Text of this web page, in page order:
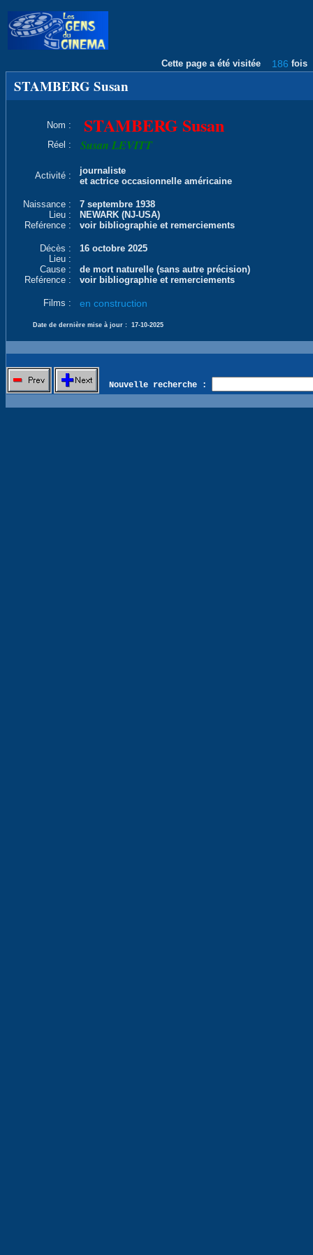
Cette page a été visitée 186 fois
STAMBERG Susan
Nom : STAMBERG Susan
Réel : Susan LEVITT
Activité :
journaliste
et actrice occasionnelle américaine
Naissance :
7 septembre 1938
Lieu :
NEWARK (NJ-USA)
Reférence :
voir bibliographie et remerciements
Décès :
16 octobre 2025
Lieu :
Cause :
de mort naturelle (sans autre précision)
Reférence :
voir bibliographie et remerciements
Films : en construction
Date de dernière mise à jour : 17-10-2025
Nouvelle recherche :